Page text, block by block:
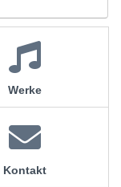
Werke
Kontakt